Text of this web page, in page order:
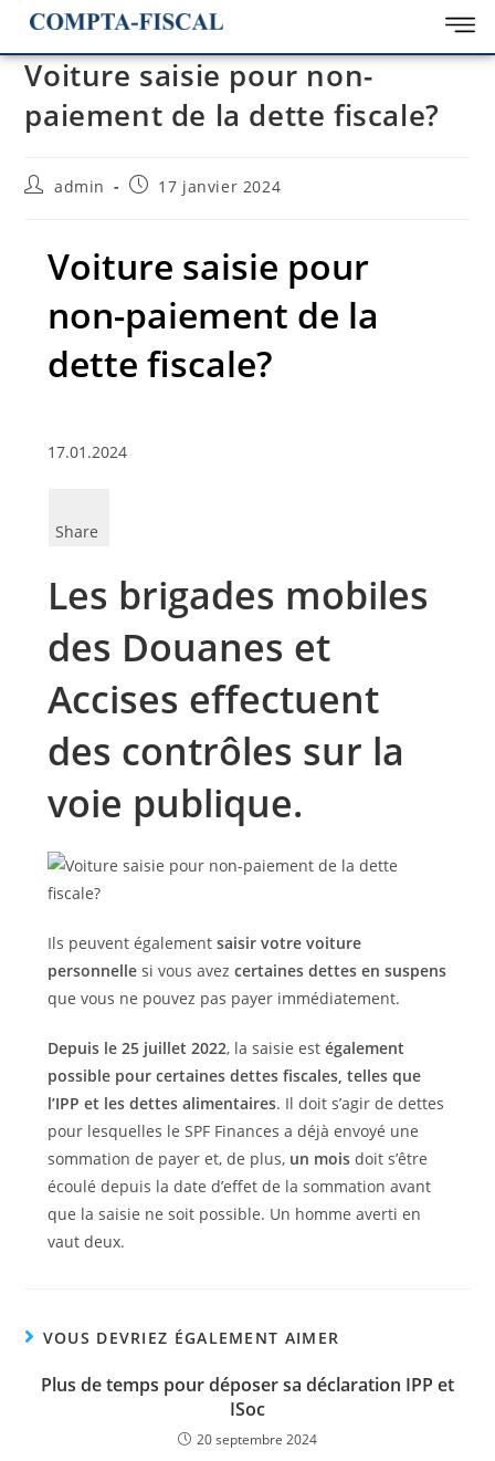
Voiture saisie pour non-
paiement de la dette fiscale?
admin 17 janvier 2024
Voiture saisie pour
non-paiement de la
dette fiscale?
17.01.2024
Share
Les brigades mobiles
des Douanes et
Accises effectuent
des contrôles sur la
voie publique.
Ils peuvent également saisir votre voiture
personnelle si vous avez certaines dettes en suspens
que vous ne pouvez pas payer immédiatement.
Depuis le 25 juillet 2022, la saisie est également
possible pour certaines dettes fiscales, telles que
l’IPP et les dettes alimentaires. Il doit s’agir de dettes
pour lesquelles le SPF Finances a déjà envoyé une
sommation de payer et, de plus, un moisdoit s’être
écoulé depuis la date d’effet de la sommation avant
que la saisie ne soit possible. Un homme averti en
vaut deux.
VOUS DEVRIEZ ÉGALEMENT AIMER
Plus de temps pour déposer sa déclaration IPP et
ISoc
20 septembre 2024